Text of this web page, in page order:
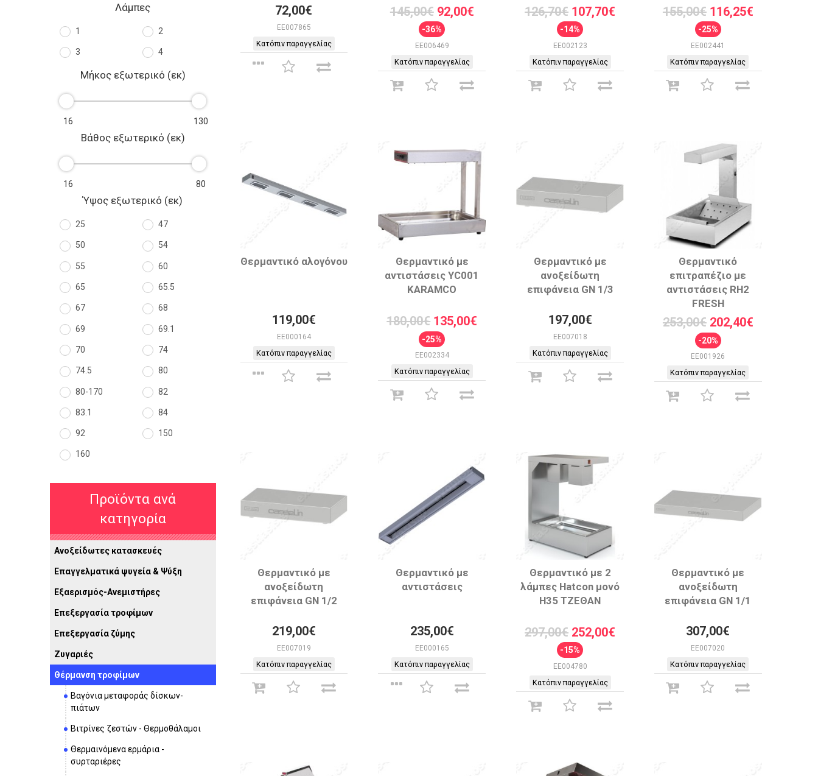
Λάμπες
1 2
3 4
Μήκος εξωτερικό (εκ)
Βάθος εξωτερικό (εκ)
Ύψος εξωτερικό (εκ)
25 47
50 54
55 60
65 65.5
67 68
69 69.1
70 74
74.5 80
80-170 82
83.1 84
92 150
160
Προϊόντα ανά
κατηγορία
Ανοξείδωτες κατασκευές
Επαγγελματικά ψυγεία & Ψύξη
Εξαερισμός-Ανεμιστήρες
Επεξεργασία τροφίμων
Επεξεργασία ζύμης
Ζυγαριές
Θέρμανση τροφίμων
Βαγόνια μεταφοράς δίσκων-
πιάτων
Βιτρίνες ζεστών - Θερμοθάλαμοι
Θερμαινόμενα ερμάρια -
συρταριέρες
72,00€
EE007865
Κατόπιν παραγγελίας
145,00€ 92,00€
-36%
EE006469
Κατόπιν παραγγελίας
126,70€ 107,70€
-14%
EE002123
Κατόπιν παραγγελίας
155,00€ 116,25€
-25%
EE002441
Κατόπιν παραγγελίας
Θερμαντικό αλογόνου
119,00€
EE000164
Κατόπιν παραγγελίας
Θερμαντικό με
αντιστάσεις YC001
KARAMCO
180,00€ 135,00€
-25%
EE002334
Κατόπιν παραγγελίας
Θερμαντικό με
ανοξείδωτη
επιφάνεια GN 1/3
197,00€
EE007018
Κατόπιν παραγγελίας
Θερμαντικό
επιτραπέζιο με
αντιστάσεις RH2
FRESH
253,00€ 202,40€
-20%
EE001926
Κατόπιν παραγγελίας
Θερμαντικό με
ανοξείδωτη
επιφάνεια GN 1/2
219,00€
EE007019
Κατόπιν παραγγελίας
Θερμαντικό με
αντιστάσεις
235,00€
EE000165
Κατόπιν παραγγελίας
Θερμαντικό με 2
λάμπες Hatcon μονό
H35 ΤΖΕΘΑΝ
297,00€ 252,00€
-15%
EE004780
Κατόπιν παραγγελίας
Θερμαντικό με
ανοξείδωτη
επιφάνεια GN 1/1
307,00€
EE007020
Κατόπιν παραγγελίας